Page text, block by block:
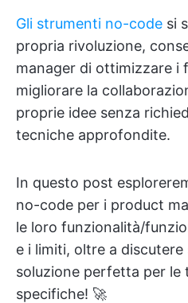
Gli strumenti no-code si
propria rivoluzione,
manager di ottimizzare i
migliorare la
proprie idee senza
tecniche approfondite.
In questo post
no-code per i product
le loro funzionalità/
e i limiti, oltre a discutere
soluzione perfetta per le
specifiche! 🚀